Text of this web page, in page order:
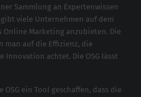
Sammlung an Expertenwissen
viele Unternehmen auf dem
Online Marketing anzubieten. Die
man auf die Effizienz, die
achtet. Die OSG lässt
OSG ein Tool geschaffen, dass die